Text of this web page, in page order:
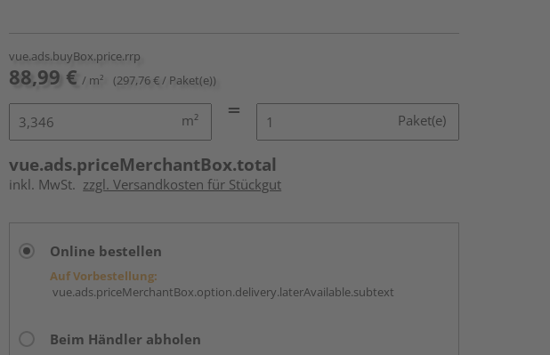
vue.ads.buyBox.price.rrp
88,99 € / m² (297,76 € / Paket(e))
m² Paket(e)
vue.ads.priceMerchantBox.total
inkl. MwSt. zzgl. Versandkosten für Stückgut
Online bestellen
Auf Vorbestellung:
vue.ads.priceMerchantBox.option.delivery.laterAvailable.subtext
Beim Händler abholen